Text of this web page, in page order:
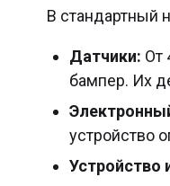
В стандартный
Датчики: От
бампер. Их
устройство
Устройство